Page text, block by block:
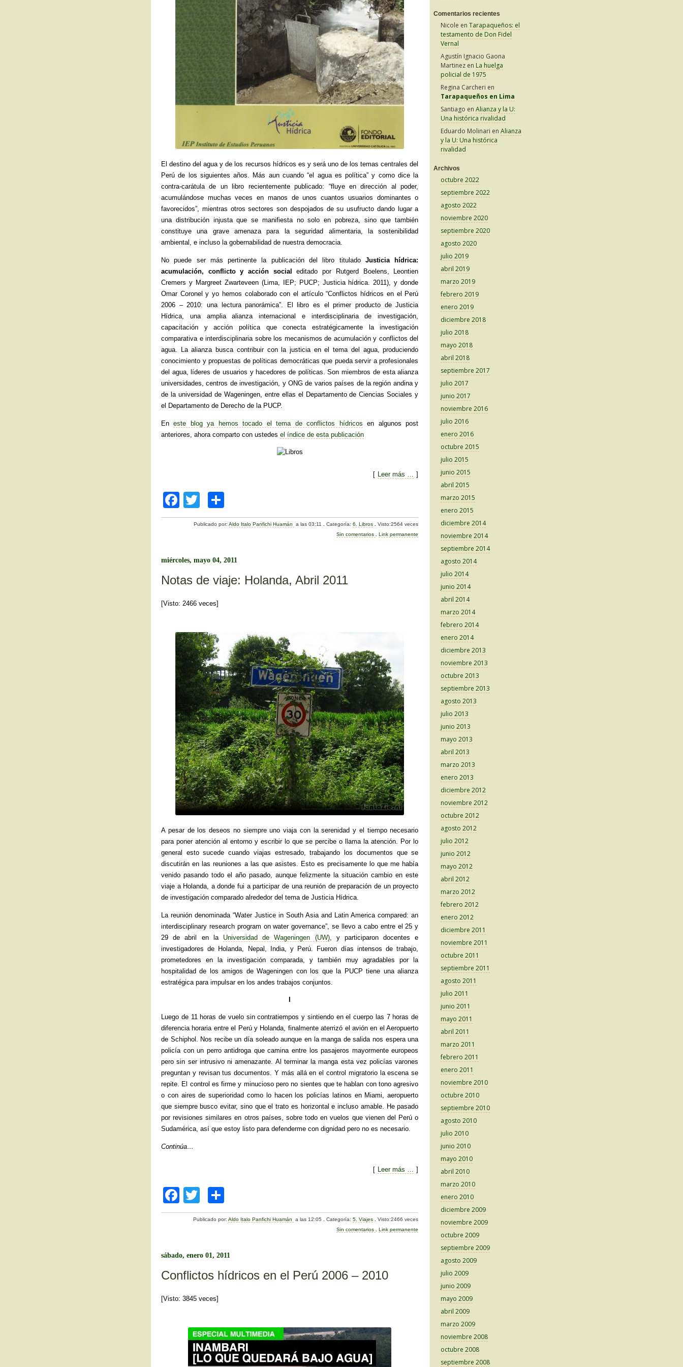
El destino del agua y de los recursos hídricos es y será uno de los temas centrales del
Perú de los siguientes años. Más aun cuando “el agua es política” y como dice la
contra-carátula de un libro recientemente publicado: “fluye en dirección al poder,
acumulándose muchas veces en manos de unos cuantos usuarios dominantes o
favorecidos”, mientras otros sectores son despojados de su usufructo dando lugar a
una distribución injusta que se manifiesta no solo en pobreza, sino que también
constituye una grave amenaza para la seguridad alimentaria, la sostenibilidad
ambiental, e incluso la gobernabilidad de nuestra democracia.
No puede ser más pertinente la publicación del libro titulado Justicia hídrica:
acumulación, conflicto y acción social
editado por Rutgerd Boelens, Leontien
Cremers y Margreet Zwarteveen (Lima, IEP; PUCP; Justicia hídrica. 2011), y donde
Omar Coronel y yo hemos colaborado con el artículo “Conflictos hídricos en el Perú
2006 – 2010: una lectura panorámica”. El libro es el primer producto de Justicia
Hídrica, una amplia alianza internacional e interdisciplinaria de investigación,
capacitación y acción política que conecta estratégicamente la investigación
comparativa e interdisciplinaria sobre los mecanismos de acumulación y conflictos del
agua. La alianza busca contribuir con la justicia en el tema del agua, produciendo
conocimiento y propuestas de políticas democráticas que pueda servir a profesionales
del agua, líderes de usuarios y hacedores de políticas. Son miembros de esta alianza
universidades, centros de investigación, y ONG de varios países de la región andina y
de la universidad de Wageningen, entre ellas el Departamento de Ciencias Sociales y
el Departamento de Derecho de la PUCP.
Eneste blog ya hemos tocado el tema de conflictos hídricos en algunos post
anteriores, ahora comparto con ustedes el índice de esta publicación
[ Leer más … ]
F
a
b
o
o
wi o
m
ar
tir
Publicado por:Aldo Italo Panfichi Huamán a las 03:11 .Categoría:6. Libros
Visto:2564 veces
Sin comentarios
Link permanente
miércoles, mayo 04, 2011
Notas de viaje: Holanda, Abril 2011
[Visto: 2466 veces]
A pesar de los deseos no siempre uno viaja con la serenidad y el tiempo necesario
para poner atención al entorno y escribir lo que se percibe o llama la atención. Por lo
general esto sucede cuando viajas estresado, trabajando los documentos que se
discutirán en las reuniones a las que asistes. Esto es precisamente lo que me había
venido pasando todo el año pasado, aunque felizmente la situación cambio en este
viaje a Holanda, a donde fui a participar de una reunión de preparación de un proyecto
de investigación comparado alrededor del tema de Justicia Hídrica.
La reunión denominada “Water Justice in South Asia and Latin America compared: an
interdisciplinary research program on water governance”, se llevo a cabo entre el 25 y
29 de abril en la Universidad de Wageningen (UW), y participaron docentes e
investigadores de Holanda, Nepal, India, y Perú. Fueron días intensos de trabajo,
prometedores en la investigación comparada, y también muy agradables por la
hospitalidad de los amigos de Wageningen con los que la PUCP tiene una alianza
estratégica para impulsar en los andes trabajos conjuntos.
Luego de 11 horas de vuelo sin contratiempos y sintiendo en el cuerpo las 7 horas de
diferencia horaria entre el Perú y Holanda, finalmente aterrizó el avión en el Aeropuerto
de Schiphol. Nos recibe un día soleado aunque en la manga de salida nos espera una
policía con un perro antidroga que camina entre los pasajeros mayormente europeos
pero sin ser intrusivo ni amenazante. Al terminar la manga esta vez policías varones
preguntan y revisan tus documentos. Y más allá en el control migratorio la escena se
repite. El control es firme y minucioso pero no sientes que te hablan con tono agresivo
o con aires de superioridad como lo hacen los policías latinos en Miami, aeropuerto
que siempre busco evitar, sino que el trato es horizontal e incluso amable. He pasado
por revisiones similares en otros países, sobre todo en vuelos que vienen del Perú o
Sudamérica, así que estoy listo para defenderme con dignidad pero no es necesario.
Continúa…
[ Leer más … ]
F
a
b
o
o
wi o
m
ar
tir
Publicado por:Aldo Italo Panfichi Huamán a las 12:05 .Categoría:5. Viajes
Visto:2466 veces
Sin comentarios
Link permanente
sábado, enero 01, 2011
Conflictos hídricos en el Perú 2006 – 2010
[Visto: 3845 veces]
Comentarios recientes
Nicole enTarapaqueños: el
testamento de Don Fidel
Vernal
Agustín Ignacio Gaona
Martinez en La huelga
policial de 1975
Regina Carcheri en
Tarapaqueños en Lima
Santiago enAlianza y la U:
Una histórica rivalidad
Eduardo Molinari enAlianza
y la U: Una histórica
rivalidad
Archivos
octubre 2022
septiembre 2022
agosto 2022
noviembre 2020
septiembre 2020
agosto 2020
julio 2019
abril 2019
marzo 2019
febrero 2019
enero 2019
diciembre 2018
julio 2018
mayo 2018
abril 2018
septiembre 2017
julio 2017
junio 2017
noviembre 2016
julio 2016
enero 2016
octubre 2015
julio 2015
junio 2015
abril 2015
marzo 2015
enero 2015
diciembre 2014
noviembre 2014
septiembre 2014
agosto 2014
julio 2014
junio 2014
abril 2014
marzo 2014
febrero 2014
enero 2014
diciembre 2013
noviembre 2013
octubre 2013
septiembre 2013
agosto 2013
julio 2013
junio 2013
mayo 2013
abril 2013
marzo 2013
enero 2013
diciembre 2012
noviembre 2012
octubre 2012
agosto 2012
julio 2012
junio 2012
mayo 2012
abril 2012
marzo 2012
febrero 2012
enero 2012
diciembre 2011
noviembre 2011
octubre 2011
septiembre 2011
agosto 2011
julio 2011
junio 2011
mayo 2011
abril 2011
marzo 2011
febrero 2011
enero 2011
noviembre 2010
octubre 2010
septiembre 2010
agosto 2010
julio 2010
junio 2010
mayo 2010
abril 2010
marzo 2010
enero 2010
diciembre 2009
noviembre 2009
octubre 2009
septiembre 2009
agosto 2009
julio 2009
junio 2009
mayo 2009
abril 2009
marzo 2009
noviembre 2008
octubre 2008
septiembre 2008